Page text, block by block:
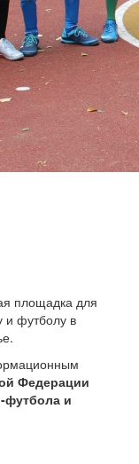
площадка для
и футболу в
Федерации
футбола и